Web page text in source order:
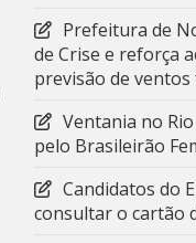
Prefeitura de
de Crise e reforça
previsão de
Ventania no
pelo Brasileirão
Candidatos do
consultar o cartão